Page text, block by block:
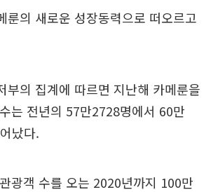
룬의 새로운 성장동력으로 떠오르고
부의 집계에 따르면 지난해 카메룬을
는 전년의 57만2728명에서 60만
났다.
광객 수를 오는 2020년까지 100만